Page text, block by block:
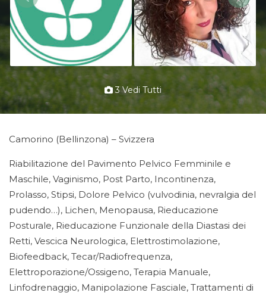
3 Vedi Tutti
Camorino (Bellinzona) – Svizzera
Riabilitazione del Pavimento Pelvico Femminile e
Maschile, Vaginismo, Post Parto, Incontinenza,
Prolasso, Stipsi, Dolore Pelvico (vulvodinia, nevralgia del
pudendo…), Lichen, Menopausa, Rieducazione
Posturale, Rieducazione Funzionale della Diastasi dei
Retti, Vescica Neurologica, Elettrostimolazione,
Biofeedback, Tecar/Radiofrequenza,
Elettroporazione/Ossigeno, Terapia Manuale,
Linfodrenaggio, Manipolazione Fasciale, Trattamenti di